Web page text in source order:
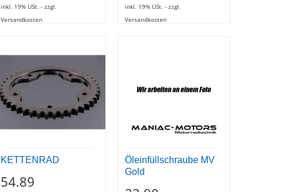
inkl. 19% USt. - zzgl.
Versandkosten
inkl. 19% USt. - zzgl.
Versandkosten
KETTENRAD
54.89
Öleinfüllschraube MV
Gold